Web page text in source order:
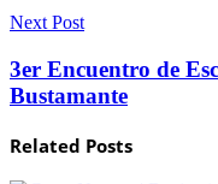
Next Post
3er Encuentro de
Bustamante
Related Posts